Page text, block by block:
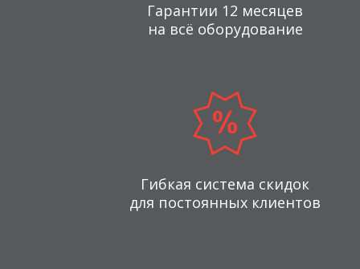
Гарантии 12 месяцев
на всё оборудование
Гибкая система скидок
для постоянных клиентов